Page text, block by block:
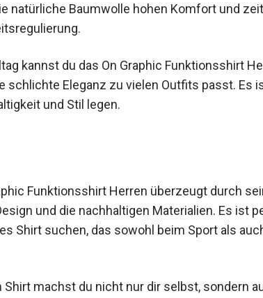
natürliche Baumwolle hohen Komfort und
kannst du das On Graphic Funktionsshirt
schlichte Eleganz zu vielen Outfits passt. Es
und Stil legen.
Funktionsshirt Herren überzeugt durch
und die nachhaltigen Materialien. Es ist
Shirt suchen, das sowohl beim Sport als
Shirt machst du nicht nur dir selbst, sondern